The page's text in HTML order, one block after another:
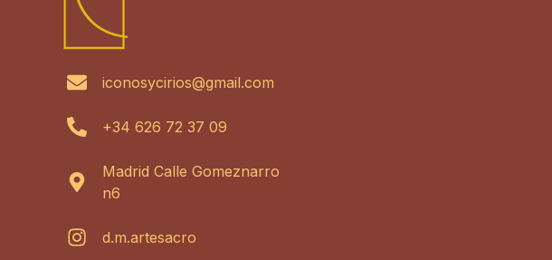
iconosycirios@gmail.com
+34 626 72 37 09
Madrid Calle Gomeznarro
n6
d.m.artesacro